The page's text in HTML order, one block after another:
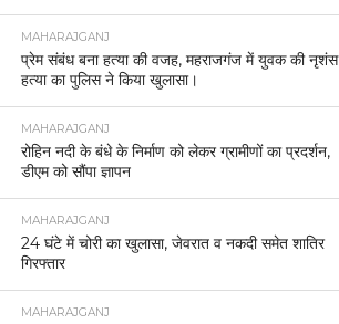
MAHARAJGANJ
प्रेम संबंध बना हत्या की वजह, महराजगंज में युवक की नृशंस
हत्या का पुलिस ने किया खुलासा।
MAHARAJGANJ
रोहिन नदी के बंधे के निर्माण को लेकर ग्रामीणों का प्रदर्शन,
डीएम को सौंपा ज्ञापन
MAHARAJGANJ
24 घंटे में चोरी का खुलासा, जेवरात व नकदी समेत शातिर
गिरफ्तार
MAHARAJGANJ